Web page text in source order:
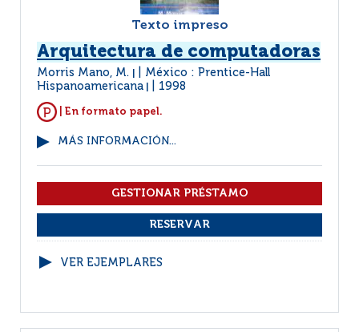
Texto impreso
Arquitectura de computadoras
Morris Mano, M.
México : Prentice-Hall
Hispanoamericana
1998
| En formato papel.
MÁS INFORMACIÓN...
VER EJEMPLARES